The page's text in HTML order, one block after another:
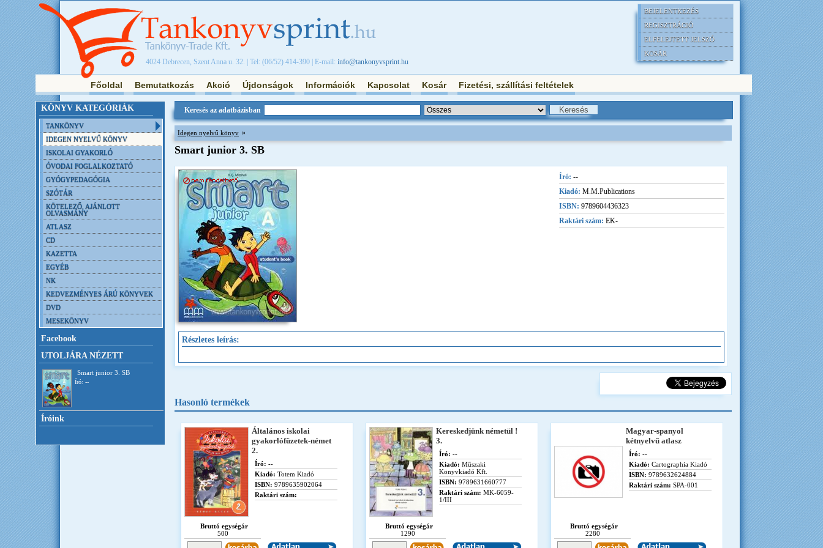
4024 Debrecen, Szent Anna u. 32. | Tel: (06/52) 414-390 | E-mail: info@tankonyvsprint.hu
BEJELENTKEZÉS
REGISZTRÁCIÓ
ELFELEJTETT JELSZÓ
KOSÁR
Főoldal Bemutatkozás Akció Újdonságok Információk Kapcsolat Kosár Fizetési, szállítási feltételek
KÖNYV KATEGÓRIÁK
TANKÖNYV
IDEGEN NYELVŰ KÖNYV
ISKOLAI GYAKORLÓ
ÓVODAI FOGLALKOZTATÓ
GYÓGYPEDAGÓGIA
SZÓTÁR
KÖTELEZŐ, AJÁNLOTT
OLVASMÁNY
ATLASZ
CD
KAZETTA
EGYÉB
NK
KEDVEZMÉNYES ÁRÚ KÖNYVEK
DVD
MESEKÖNYV
Facebook
UTOLJÁRA NÉZETT
Smart junior 3. SB
Író: --
Íróink
Keresés az adatbázisban
Idegen nyelvű könyv »
Smart junior 3. SB
Író: --
Kiadó: M.M.Publications
ISBN: 9789604436323
Raktári szám: EK-
Részletes leírás:
Hasonló termékek
Általános iskolai
gyakorlófüzetek-német
2.
Író: --
Kiadó: Totem Kiadó
ISBN: 9789635902064
Raktári szám:
Bruttó egységár
500
Kereskedjünk németül !
3.
Író: --
Kiadó: Műszaki
Könyvkiadó Kft.
ISBN: 9789631660777
Raktári szám: MK-6059-
1/III
Bruttó egységár
1290
Magyar-spanyol
kétnyelvű atlasz
Író: --
Kiadó: Cartographia Kiadó
ISBN: 9789632624884
Raktári szám: SPA-001
Bruttó egységár
2280